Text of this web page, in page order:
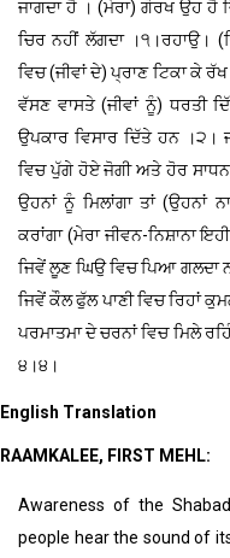
ਜਾਗਦਾ ਹੈ । (ਮੇਰਾ) ਗੋਰਖ ਉਹ ਹੈ
ਚਿਰ ਨਹੀਂ ਲੱਗਦਾ ।੧।ਰਹਾਉ।
ਵਿਚ (ਜੀਵਾਂ ਦੇ) ਪ੍ਰਾਣ ਟਿਕਾ ਕੇ
ਵੱਸਣ ਵਾਸਤੇ (ਜੀਵਾਂ ਨੂੰ) ਧਰਤੀ
ਉਪਕਾਰ ਵਿਸਾਰ ਦਿੱਤੇ ਹਨ ।੨।
ਵਿਚ ਪੁੱਗੇ ਹੋਏ ਜੋਗੀ ਅਤੇ ਹੋਰ
ਉਹਨਾਂ ਨੂੰ ਮਿਲਾਂਗਾ ਤਾਂ (ਉਹਨਾਂ
ਕਰਾਂਗਾ (ਮੇਰਾ ਜੀਵਨ-ਨਿਸ਼ਾਨਾ
ਜਿਵੇਂ ਲੂਣ ਘਿਉ ਵਿਚ ਪਿਆ ਗਲਦਾ
ਜਿਵੇਂ ਕੌਲ ਫੁੱਲ ਪਾਣੀ ਵਿਚ ਰਿਹਾਂ
ਪਰਮਾਤਮਾ ਦੇ ਚਰਨਾਂ ਵਿਚ ਮਿਲੇ
੪।੪।
English Translation
RAAMKALEE, FIRST MEHL:
Awareness of the
people hear the sound of